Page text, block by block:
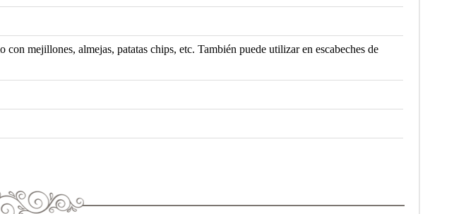
mejillones, almejas, patatas chips, etc. También puede utilizar en escabeches de